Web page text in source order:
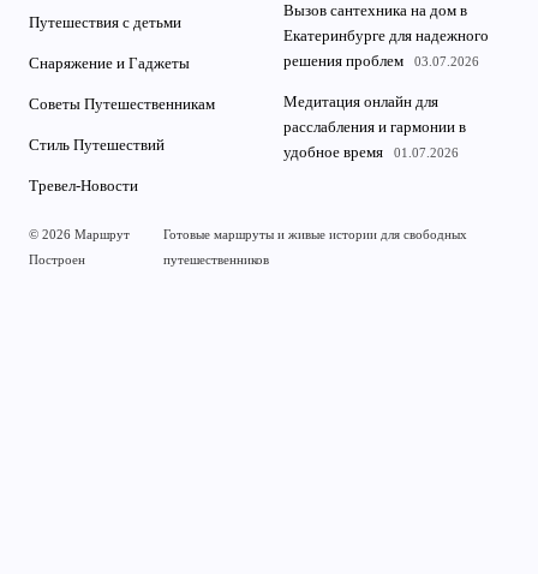
Путешествия с детьми
Снаряжение и Гаджеты
Советы Путешественникам
Стиль Путешествий
Тревел-Новости
Вызов сантехника на дом в
Екатеринбурге для надежного
решения проблем
03.07.2026
Медитация онлайн для
расслабления и гармонии в
удобное время
01.07.2026
© 2026 Маршрут
Построен
Готовые маршруты и живые истории для свободных
путешественников